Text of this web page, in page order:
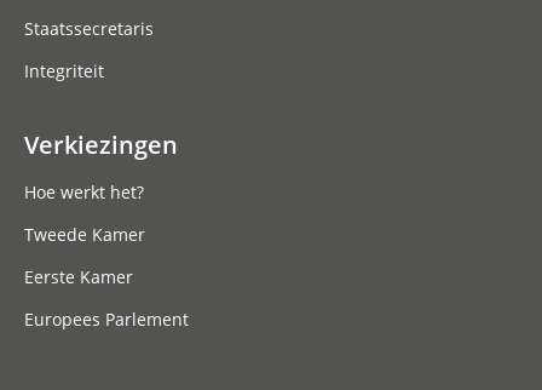
Staatssecretaris
Integriteit
Verkiezingen
Hoe werkt het?
Tweede Kamer
Eerste Kamer
Europees Parlement